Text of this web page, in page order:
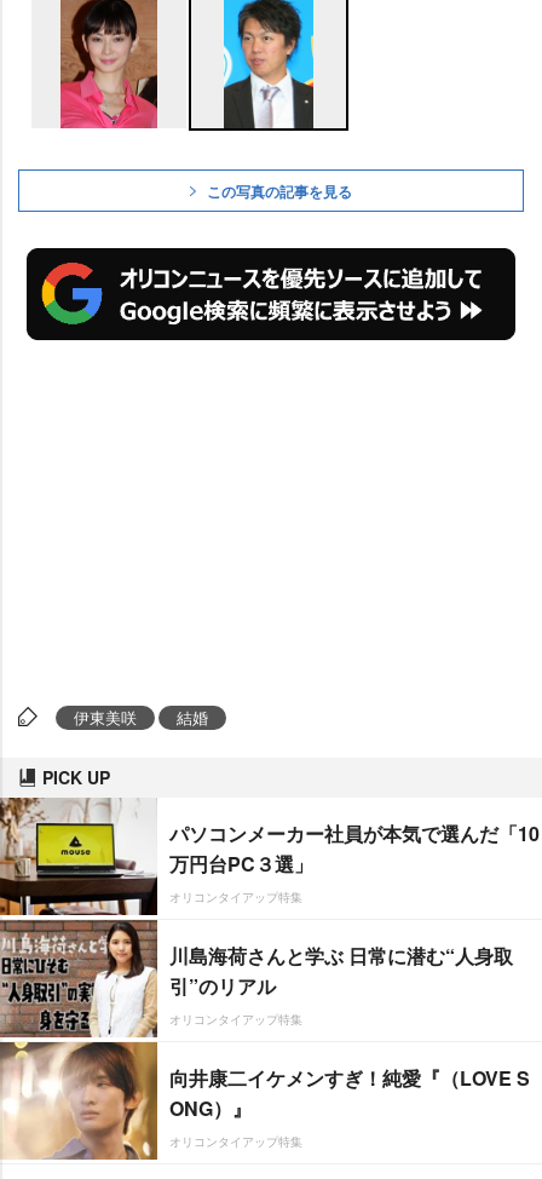
この写真の記事を見る
伊東美咲 結婚
PICK UP
パソコンメーカー社員が本気で選んだ「10
万円台PC３選」
オリコンタイアップ特集
川島海荷さんと学ぶ 日常に潜む“人身取
引”のリアル
オリコンタイアップ特集
向井康二イケメンすぎ！純愛『（LOVE S
ONG）』
オリコンタイアップ特集